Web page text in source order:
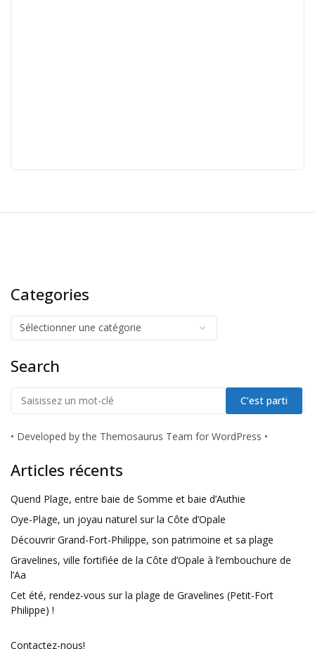
Categories
Search
• Developed by the Themosaurus Team for WordPress •
Articles récents
Quend Plage, entre baie de Somme et baie d’Authie
Oye-Plage, un joyau naturel sur la Côte d’Opale
Découvrir Grand-Fort-Philippe, son patrimoine et sa plage
Gravelines, ville fortifiée de la Côte d’Opale à l’embouchure de
l’Aa
Cet été, rendez-vous sur la plage de Gravelines (Petit-Fort
Philippe) !
Contactez-nous!